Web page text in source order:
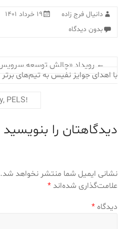
دانیال فرج زاده ۱۹ خرداد ۱۴۰۱
بدون دیدگاه
←
با اهدای جوایز نفیس به تیم‌های برتر‎‎
!Happy 35th Birthday, PELS
دیدگاهتان را بنویسید
نشانی ایمیل شما منتشر نخواهد شد.
علامت‌گذاری شده‌اند*
دیدگاه*